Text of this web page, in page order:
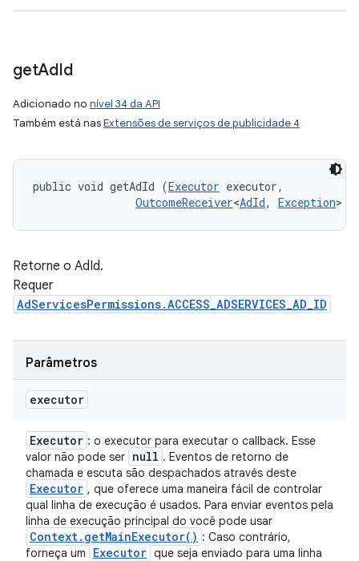
getAdId
Adicionado no nível 34 da API
Também está nasExtensões de serviços de publicidade 4
public void getAdId (Executor executor,
OutcomeReceiver<AdId, Exception>
Retorne o AdId.
Requer
AdServicesPermissions.ACCESS_ADSERVICES_AD_ID
Parâmetros
executor
Executor : o executor para executar o callback. Esse
valor não pode ser null . Eventos de retorno de
chamada e escuta são despachados através deste
Executor , que oferece uma maneira fácil de controlar
qual linha de execução é usados. Para enviar eventos pela
linha de execução principal do você pode usar
Context. getMainExecutor( ) : Caso contrário,
forneça um
Executor que seja enviado para uma linha